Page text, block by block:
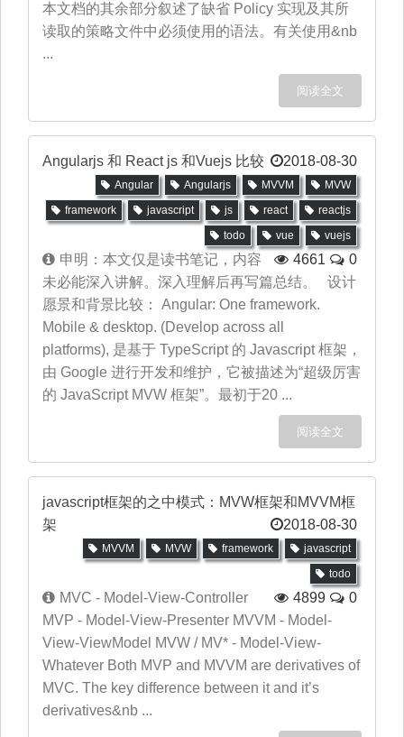
本文档的其余部分叙述了缺省 Policy 实现及其所
读取的策略文件中必须使用的语法。有关使用&nb
...
阅读全文
Angularjs 和 React js 和Vuejs 比较 2018-08-30
Angular Angularjs MVVM
MVW
framework
javascript js react
reactjs
todo
vue vuejs
4661 0
申明：本文仅是读书笔记，内容
未必能深入讲解。深入理解后再写篇总结。 设计
愿景和背景比较： Angular: One framework.
Mobile & desktop. (Develop across all
platforms), 是基于 TypeScript 的 Javascript 框架，
由 Google 进行开发和维护，它被描述为“超级厉害
的 JavaScript MVW 框架”。最初于20 ...
阅读全文
javascript框架的之中模式：MVW框架和MVVM框
架
2018-08-30
MVVM MVW framework
javascript
todo
4899 0
MVC - Model-View-Controller
MVP - Model-View-Presenter MVVM - Model-
View-ViewModel MVW / MV* - Model-View-
Whatever Both MVP and MVVM are derivatives of
MVC. The key difference between it and it’s
derivatives&nb ...